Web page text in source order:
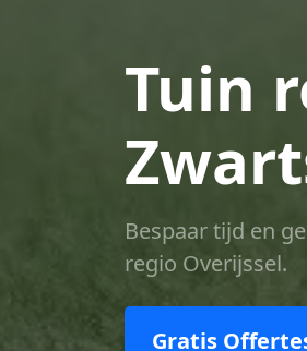
Tuin
Bespaar tijd en
regio Overijssel.
Gratis